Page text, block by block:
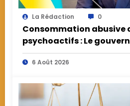
La Rédaction 0
Consommation abusive
psychoactifs : Le
appelle à la
menace de santé publique
6 Août 2026